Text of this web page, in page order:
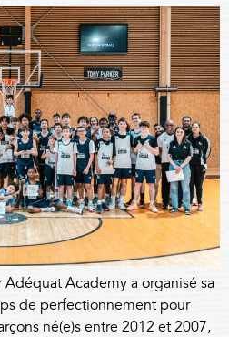
Adéquat Academy a organisé sa
de perfectionnement pour
né(e)s entre 2012 et 2007,